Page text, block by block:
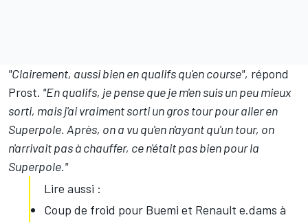
"Clairement, aussi bien en qualifs qu'en course", répond
Prost. "En qualifs, je pense que je m'en suis un peu mieux
sorti, mais j'ai vraiment sorti un gros tour pour aller en
Superpole. Après, on a vu qu'en n'ayant qu'un tour, on
n'arrivait pas à chauffer, ce n'était pas bien pour la
Superpole."
Lire aussi :
Coup de froid pour Buemi et Renault e.dams à